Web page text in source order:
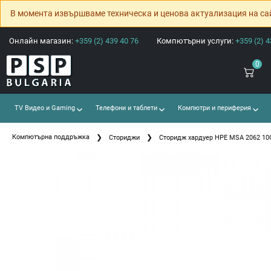
В момента извършваме техническа и ценова актуализация на
Онлайн магазин: +359 (2) 439 40 76 Компютърни услуги: +359 (2)
0
TV Видео и Gaming Телефони и таблети Компютри и периферия
Компютърна поддръжка Сториджи Сторидж хардуер HPE MSA 2062